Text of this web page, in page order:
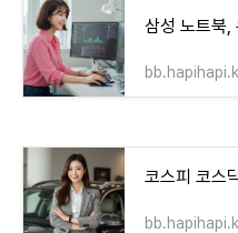
코스피 코스